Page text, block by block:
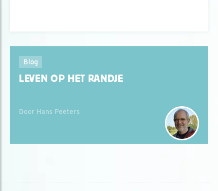
Blog
LEVEN OP HET RANDJE
Door Hans Peeters